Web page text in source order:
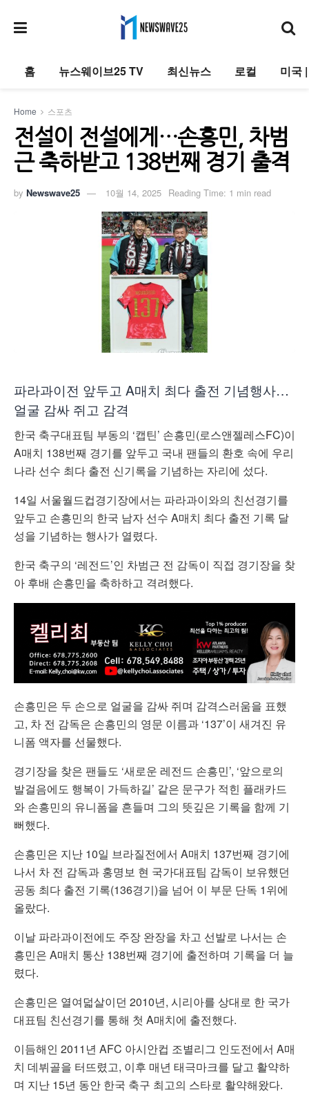
홈 뉴스웨이브25 TV 최신뉴스 로컬 미국
Home 스포츠
전설이 전설에게…손흥민, 차범
근 축하받고 138번째 경기 출격
by Newswave25 10월 14, 2025 Reading Time: 1 min read
파라과이전 앞두고 A매치 최다 출전 기념행사…
얼굴 감싸 쥐고 감격
한국 축구대표팀 부동의 ‘캡틴’ 손흥민(로스앤젤레스FC)이
A매치 138번째 경기를 앞두고 국내 팬들의 환호 속에 우리
나라 선수 최다 출전 신기록을 기념하는 자리에 섰다.
14일 서울월드컵경기장에서는 파라과이와의 친선경기를
앞두고 손흥민의 한국 남자 선수 A매치 최다 출전 기록 달
성을 기념하는 행사가 열렸다.
한국 축구의 ‘레전드’인 차범근 전 감독이 직접 경기장을 찾
아 후배 손흥민을 축하하고 격려했다.
손흥민은 두 손으로 얼굴을 감싸 쥐며 감격스러움을 표했
고, 차 전 감독은 손흥민의 영문 이름과 ‘137’이 새겨진 유
니폼 액자를 선물했다.
경기장을 찾은 팬들도 ‘새로운 레전드 손흥민’, ‘앞으로의
발걸음에도 행복이 가득하길’ 같은 문구가 적힌 플래카드
와 손흥민의 유니폼을 흔들며 그의 뜻깊은 기록을 함께 기
뻐했다.
손흥민은 지난 10일 브라질전에서 A매치 137번째 경기에
나서 차 전 감독과 홍명보 현 국가대표팀 감독이 보유했던
공동 최다 출전 기록(136경기)을 넘어 이 부문 단독 1위에
올랐다.
이날 파라과이전에도 주장 완장을 차고 선발로 나서는 손
흥민은 A매치 통산 138번째 경기에 출전하며 기록을 더 늘
렸다.
손흥민은 열여덟살이던 2010년, 시리아를 상대로 한 국가
대표팀 친선경기를 통해 첫 A매치에 출전했다.
이듬해인 2011년 AFC 아시안컵 조별리그 인도전에서 A매
치 데뷔골을 터뜨렸고, 이후 매년 태극마크를 달고 활약하
며 지난 15년 동안 한국 축구 최고의 스타로 활약해왔다.